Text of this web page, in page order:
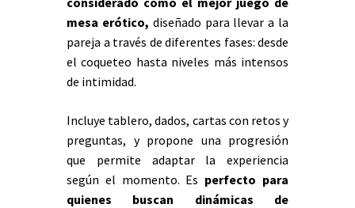
mesa erótico, diseñado para llevar a la
pareja a través de diferentes fases: desde
el coqueteo hasta niveles más intensos
de intimidad.
Incluye tablero, dados, cartas con retos y
preguntas, y propone una progresión
que permite adaptar la experiencia
según el momento. Es perfecto para
quienes buscan
dinámicas de